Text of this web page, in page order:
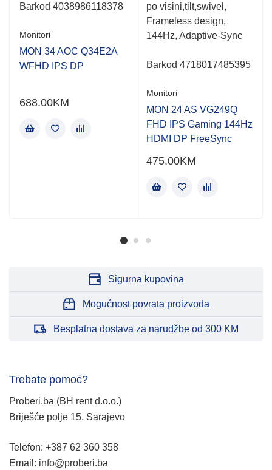
Barkod 4038986118378
Monitori
MON 34 AOC Q34E2A
WFHD IPS DP
688.00KM
po visini,tilt,swivel,
Frameless design,
144Hz, Adaptive-Sync
Barkod 4718017485395
Monitori
MON 24 AS VG249Q
FHD IPS Gaming 144Hz
HDMI DP FreeSync
475.00KM
Sigurna kupovina
Mogućnost povrata proizvoda
Besplatna dostava za narudžbe od 300 KM
Trebate pomoć?
Proberi.ba (BH rent d.o.o.)
Briješće polje 15, Sarajevo
Telefon: +387 62 360 358
Email: info@proberi.ba